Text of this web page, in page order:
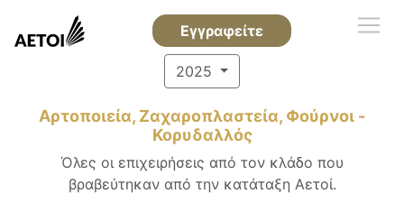
Εγγραφείτε
2025
Αρτοποιεία, Ζαχαροπλαστεία, Φούρνοι -
Κορυδαλλός
Όλες οι επιχειρήσεις από τον κλάδο που
βραβεύτηκαν από την κατάταξη Αετοί.